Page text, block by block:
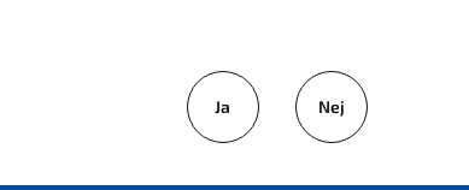
Ja Nej